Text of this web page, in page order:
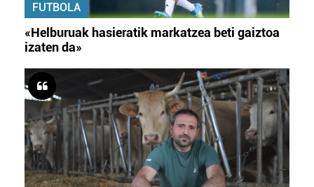
FUTBOLA
«Helburuak hasieratik markatzea beti gaiztoa
izaten da»